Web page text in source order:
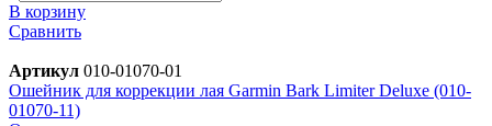
В корзину
Сравнить
Артикул 010-01070-01
Ошейник для коррекции лая Garmin Bark Limiter Deluxe (010-
01070-11)